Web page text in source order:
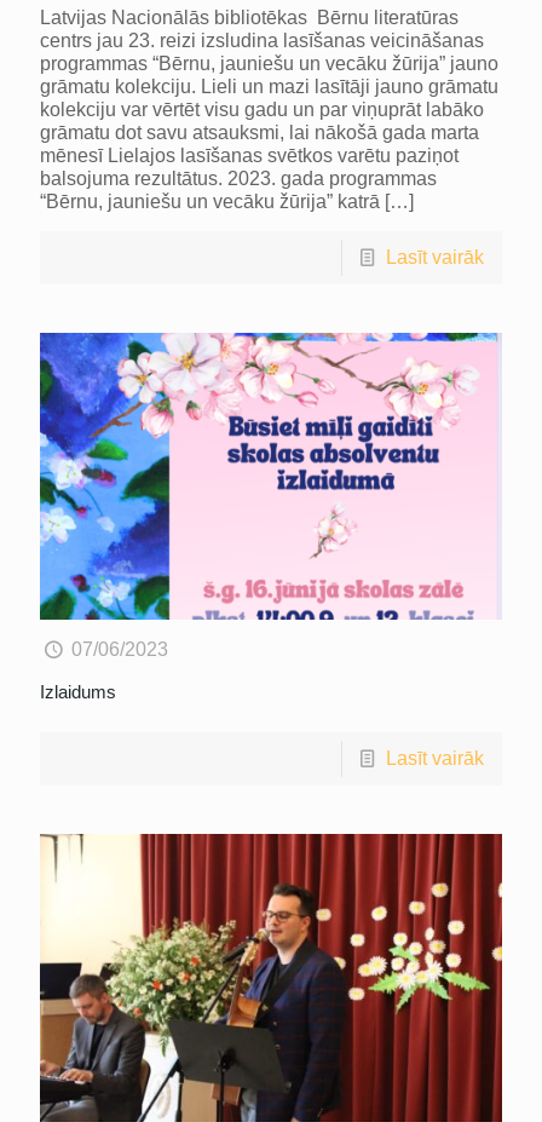
Latvijas Nacionālās bibliotēkas Bērnu literatūras
centrs jau 23. reizi izsludina lasīšanas veicināšanas
programmas “Bērnu, jauniešu un vecāku žūrija” jauno
grāmatu kolekciju. Lieli un mazi lasītāji jauno grāmatu
kolekciju var vērtēt visu gadu un par viņuprāt labāko
grāmatu dot savu atsauksmi, lai nākošā gada marta
mēnesī Lielajos lasīšanas svētkos varētu paziņot
balsojuma rezultātus. 2023. gada programmas
“Bērnu, jauniešu un vecāku žūrija” katrā […]
Lasīt vairāk
07/06/2023
Izlaidums
Lasīt vairāk